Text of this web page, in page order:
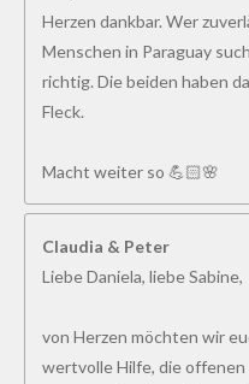
Herzen dankbar. Wer
Menschen in Paraguay
richtig. Die beiden haben
Fleck.
Macht weiter so 💪🏻🌸
Claudia & Peter
Liebe Daniela, liebe Sabine,
von Herzen möchten wir
wertvolle Hilfe, die offenen